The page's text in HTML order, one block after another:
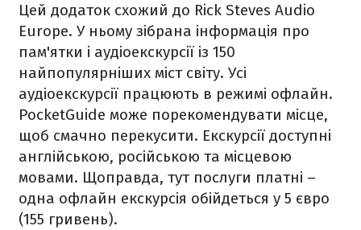
Цей додаток схожий до Rick Steves Audio
Europe. У ньому зібрана інформація про
пам'ятки і аудіоекскурсії із 150
найпопулярніших міст світу. Усі
аудіоекскурсії працюють в режимі офлайн.
PocketGuide може порекомендувати місце,
щоб смачно перекусити. Екскурсії доступні
англійською, російською та місцевою
мовами. Щоправда, тут послуги платні –
одна офлайн екскурсія обійдеться у 5 євро
(155 гривень).